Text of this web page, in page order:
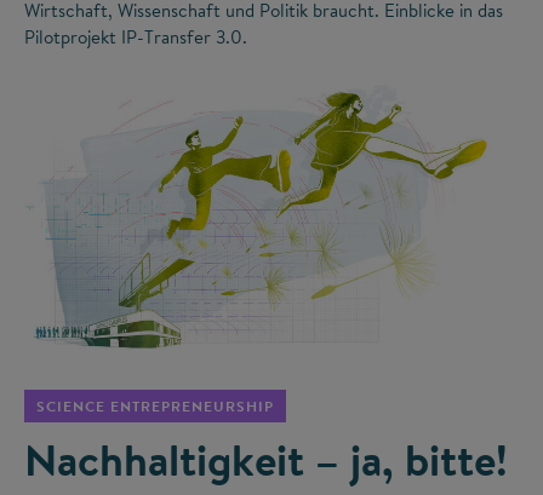
Wirtschaft, Wissenschaft und Politik braucht. Einblicke in das
Pilotprojekt IP-Transfer 3.0.
SCIENCE ENTREPRENEURSHIP
Nachhaltigkeit – ja, bitte!